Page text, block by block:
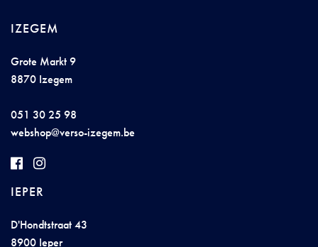
IZEGEM
Grote Markt 9
8870 Izegem
051 30 25 98
webshop@verso-izegem.be
IEPER
D'Hondtstraat 43
8900 Ieper